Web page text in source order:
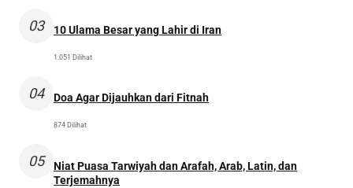
03 10 Ulama Besar yang Lahir di Iran
1.051 Dilihat
04 Doa Agar Dijauhkan dari Fitnah
874 Dilihat
05
Niat Puasa Tarwiyah dan Arafah, Arab, Latin, dan
Terjemahnya